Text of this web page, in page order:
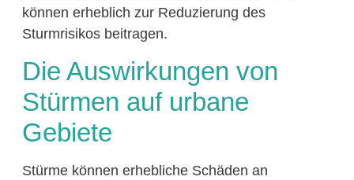
können erheblich zur Reduzierung des
Sturmrisikos beitragen.
Die Auswirkungen von
Stürmen auf urbane
Gebiete
Stürme können erhebliche Schäden an